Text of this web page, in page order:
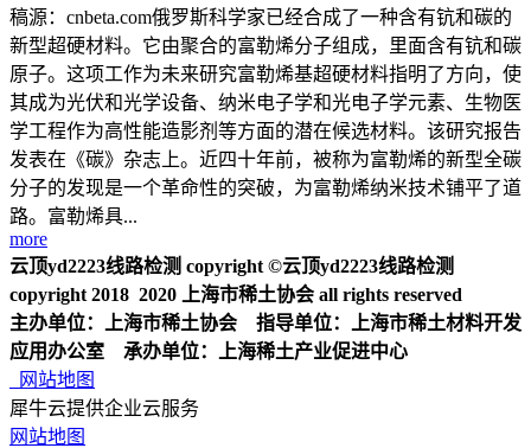
稿源：cnbeta.com俄罗斯科学家已经合成了一种含有钪和碳的
新型超硬材料。它由聚合的富勒烯分子组成，里面含有钪和碳
原子。这项工作为未来研究富勒烯基超硬材料指明了方向，使
其成为光伏和光学设备、纳米电子学和光电子学元素、生物医
学工程作为高性能造影剂等方面的潜在候选材料。该研究报告
发表在《碳》杂志上。近四十年前，被称为富勒烯的新型全碳
分子的发现是一个革命性的突破，为富勒烯纳米技术铺平了道
路。富勒烯具...
more
云顶yd2223线路检测 copyright ©云顶yd2223线路检测
copyright 2018 2020 上海市稀土协会 all rights reserved
主办单位：上海市稀土协会 指导单位：上海市稀土材料开发
应用办公室 承办单位：上海稀土产业促进中心
网站地图
犀牛云提供企业云服务
网站地图